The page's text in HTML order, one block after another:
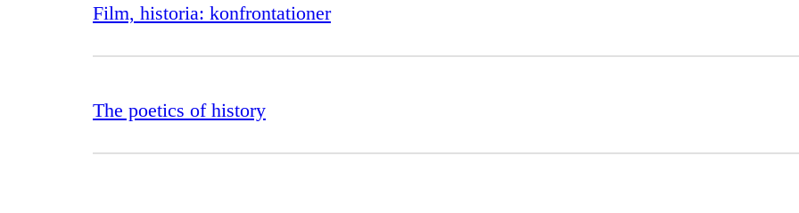
Film, historia: konfrontationer
The poetics of history